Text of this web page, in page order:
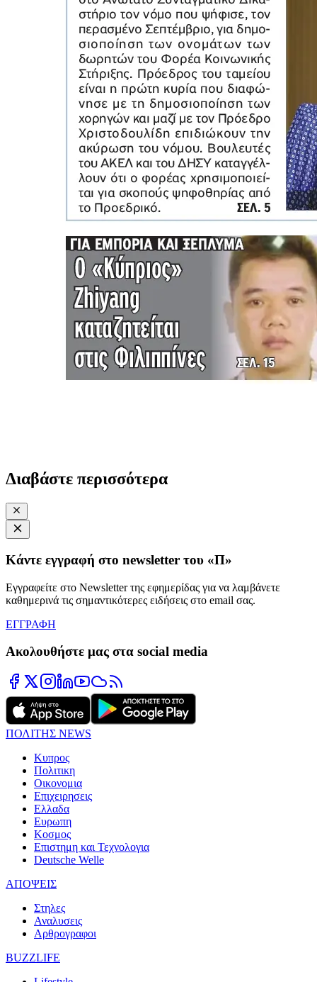
Διαβάστε περισσότερα
Κάντε εγγραφή στο newsletter του «Π»
Εγγραφείτε στο Newsletter της εφημερίδας για να λαμβάνετε
καθημερινά τις σημαντικότερες ειδήσεις στο email σας.
ΕΓΓΡΑΦΗ
Ακολουθήστε μας στα social media
ΠΟΛΙΤΗΣ NEWS
Κυπρος
Πολιτικη
Οικονομια
Επιχειρησεις
Ελλαδα
Ευρωπη
Κοσμος
Επιστημη και Τεχνολογια
Deutsche Welle
ΑΠΟΨΕΙΣ
Στηλες
Αναλυσεις
Αρθρογραφοι
BUZZLIFE